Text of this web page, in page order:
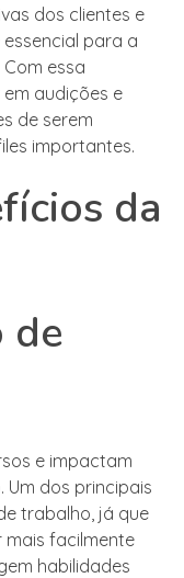
dos clientes e
para a
essa
audições e
de serem
importantes.
da
de
e impactam
dos principais
trabalho, já que
mais facilmente
habilidades